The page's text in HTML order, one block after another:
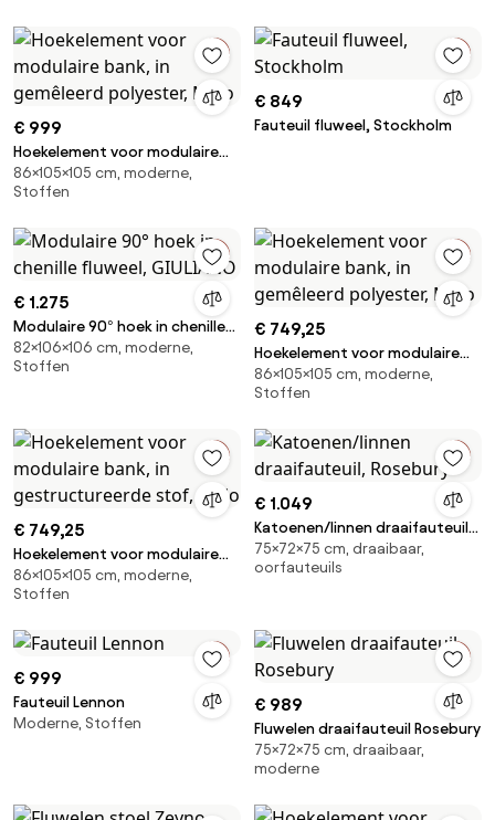
€ 999
Hoekelement voor modulaire
bank, in gemêleerd polyester,
Malo
86×105×105 cm, moderne,
Stoffen
€ 849
Fauteuil fluweel, Stockholm
€ 1.275
Modulaire 90° hoek in chenille
fluweel, GIULIANO
82×106×106 cm, moderne,
Stoffen
€ 749,25
Hoekelement voor modulaire
bank, in gemêleerd polyester,
Malo
86×105×105 cm, moderne,
Stoffen
€ 749,25
Hoekelement voor modulaire
bank, in gestructureerde stof,
Malo
86×105×105 cm, moderne,
Stoffen
€ 1.049
Katoenen/linnen draaifauteuil,
Rosebury
75×72×75 cm, draaibaar,
oorfauteuils
€ 999
Fauteuil Lennon
Moderne, Stoffen
€ 989
Fluwelen draaifauteuil Rosebury
75×72×75 cm, draaibaar,
moderne